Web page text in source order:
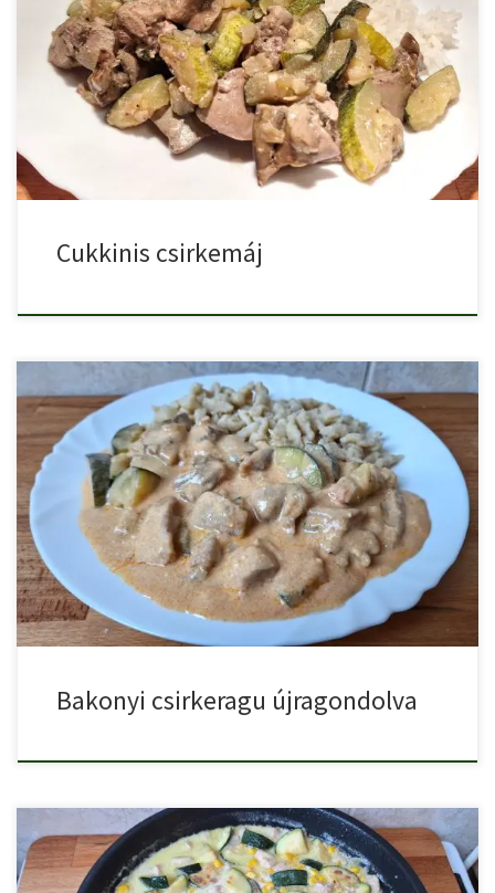
Ha szereted a gyorsan elkészíthető, ízletes és tápláló ételeket,
akkor […]
Cukkinis csirkemáj
Bakonyi csirkeragu az egyik kedvenc magyaros ételem. Eredetileg
gombával készül, […]
Bakonyi csirkeragu újragondolva